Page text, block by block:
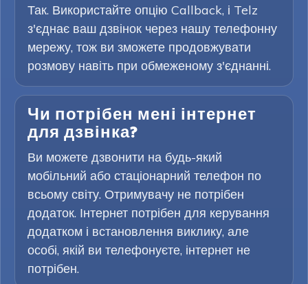
Так. Використайте опцію Callback, і Telz
з'єднає ваш дзвінок через нашу телефонну
мережу, тож ви зможете продовжувати
розмову навіть при обмеженому з'єднанні.
Чи потрібен мені інтернет
для дзвінка?
Ви можете дзвонити на будь-який
мобільний або стаціонарний телефон по
всьому світу. Отримувачу не потрібен
додаток. Інтернет потрібен для керування
додатком і встановлення виклику, але
особі, якій ви телефонуєте, інтернет не
потрібен.